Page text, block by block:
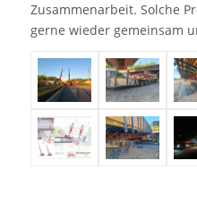
Zusammenarbeit. Solche
gerne wieder gemeinsam